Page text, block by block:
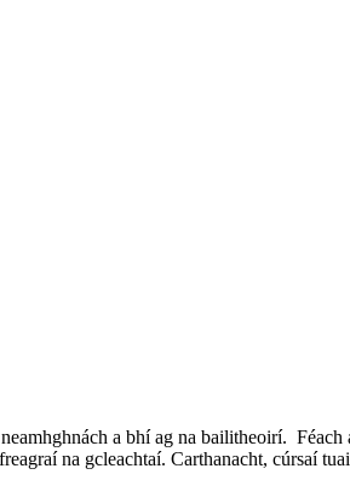
a bhí ag na bailitheoirí. Féach
na gcleachtaí. Carthanacht, cúrsaí